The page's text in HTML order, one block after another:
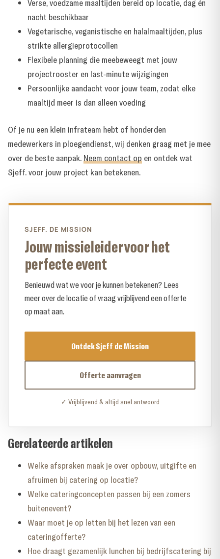
Verse, voedzame maaltijden bereid op locatie, dag én
nacht beschikbaar
Vegetarische, veganistische en halalmaaltijden, plus
strikte allergieprotocollen
Flexibele planning die meebeweegt met jouw
projectrooster en last-minute wijzigingen
Persoonlijke aandacht voor jouw team, zodat elke
maaltijd meer is dan alleen voeding
Of je nu een klein infrateam hebt of honderden
medewerkers in ploegendienst, wij denken graag met je mee
over de beste aanpak.Neem contact op en ontdek wat
Sjeff. voor jouw project kan betekenen.
SJEFF. DE MISSION
Jouw missieleider voor het
perfecte event
Benieuwd wat we voor je kunnen betekenen? Lees
meer over de locatie of vraag vrijblijvend een offerte
op maat aan.
Ontdek Sjeff de Mission
Offerte aanvragen
✓ Vrijblijvend & altijd snel antwoord
Gerelateerde artikelen
Welke afspraken maak je over opbouw, uitgifte en
afruimen bij catering op locatie?
Welke cateringconcepten passen bij een zomers
buitenevent?
Waar moet je op letten bij het lezen van een
cateringofferte?
Hoe draagt gezamenlijk lunchen bij bedrijfscatering bij